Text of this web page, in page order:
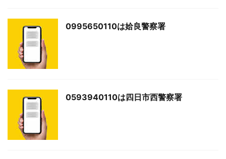
0995650110は姶良警察署
0593940110は四日市西警察署